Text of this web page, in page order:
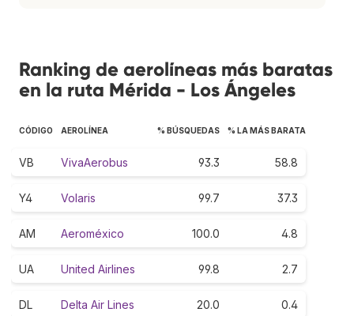
Ranking de aerolíneas más baratas
en la ruta Mérida - Los Ángeles
CÓDIGO AEROLÍNEA % BÚSQUEDAS % LA MÁS BARATA
VB VivaAerobus 93.3 58.8
Y4 Volaris 99.7 37.3
AM Aeroméxico 100.0 4.8
UA United Airlines 99.8 2.7
DL Delta Air Lines 20.0 0.4